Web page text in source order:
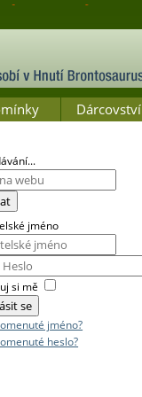
Dárcovství
jméno
si mě
se
jméno?
heslo?